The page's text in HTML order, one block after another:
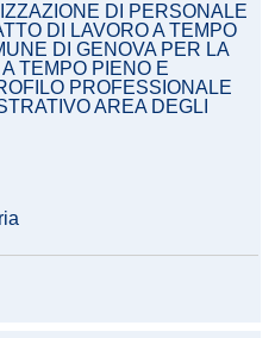
DI PERSONALE
DI LAVORO A TEMPO
DI GENOVA PER LA
TEMPO PIENO E
PROFESSIONALE
AREA DEGLI